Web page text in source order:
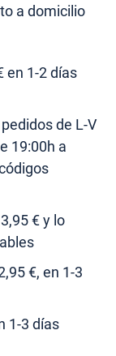
a domicilio
en 1-2 días
de L-V
19:00h a
€ y lo
€, en 1-3
1-3 días